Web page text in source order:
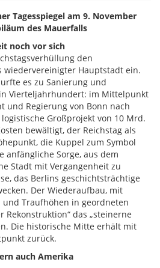
Tagesspiegel am 9. November
des Mauerfalls
noch vor sich
den
wiedervereinigter Hauptstadt ein.
es zu Sanierung und
Vierteljahrhundert: im Mittelpunkt
und Regierung von Bonn nach
Großprojekt von 10 Mrd.
bewältigt, der Reichstag als
die Kuppel zum Symbol
anfängliche Sorge, aus dem
Stadt mit Vergangenheit zu
das Berlins geschichtsträchtige
Der Wiederaufbau, mit
Traufhöhen in geordneten
Rekonstruktion“ das „steinerne
Die historische Mitte erhält mit
zurück.
auch Amerika